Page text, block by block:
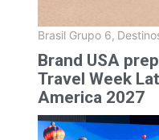
Brasil Grupo 6,
Brand USA
Travel Week
America 2027